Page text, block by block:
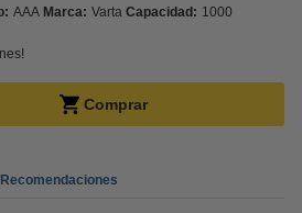
AAA Marca: Varta Capacidad: 1000
Comprar
Recomendaciones